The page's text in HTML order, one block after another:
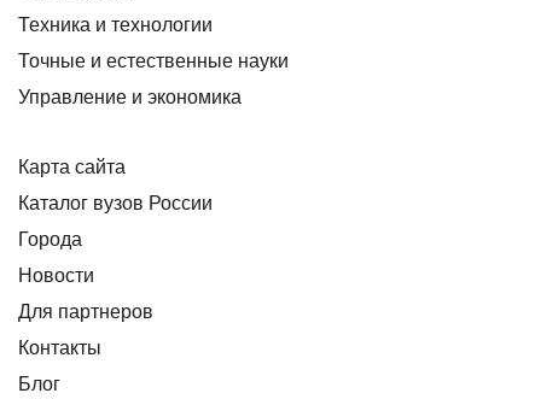
Техника и технологии
Точные и естественные науки
Управление и экономика
Карта сайта
Каталог вузов России
Города
Новости
Для партнеров
Контакты
Блог